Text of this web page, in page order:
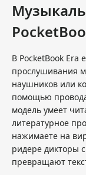
В PocketBook Era
прослушивания
наушников или
помощью
модель умеет
литературное
нажимаете на
ридере дикторы
превращают